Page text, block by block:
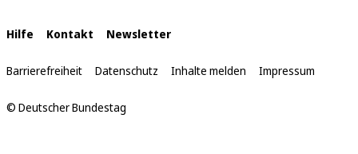
Interne
Links
Hilfe Kontakt Newsletter
Barrierefreiheit Datenschutz Inhalte melden Impressum
© Deutscher Bundestag